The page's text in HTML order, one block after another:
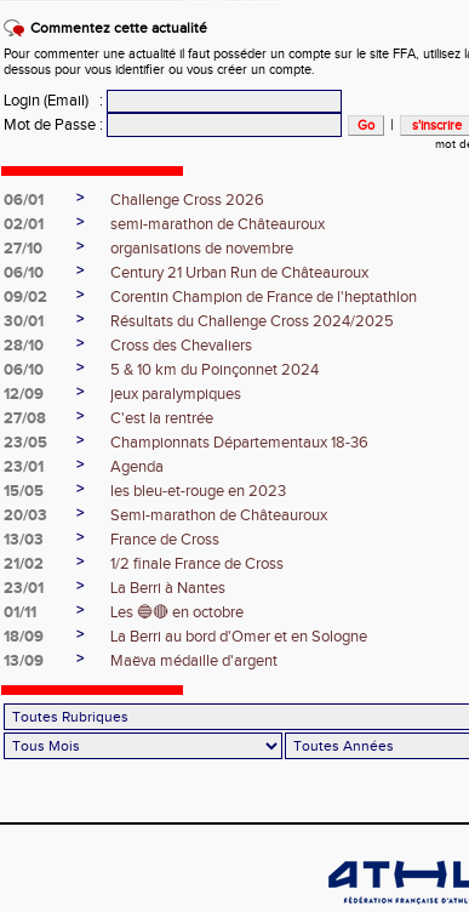
Commentez cette actualité
Pour commenter une actualité il faut posséder un compte sur le site FFA, utilisez
dessous pour vous identifier ou vous créer un compte.
Login (Email)
:
Mot de Passe : |
mot
06/01 >
Challenge Cross 2026
02/01
>
semi-marathon de Châteauroux
27/10
>
organisations de novembre
06/10
>
Century 21 Urban Run de Châteauroux
09/02
>
Corentin Champion de France de l'heptathlon
30/01
>
Résultats du Challenge Cross 2024/2025
28/10
>
Cross des Chevaliers
06/10
>
5 & 10 km du Poinçonnet 2024
12/09
>
jeux paralympiques
27/08
>
C'est la rentrée
23/05
>
Championnats Départementaux 18-36
23/01
>
Agenda
15/05
>
les bleu-et-rouge en 2023
20/03
>
Semi-marathon de Châteauroux
13/03
>
France de Cross
21/02
>
1/2 finale France de Cross
23/01
>
La Berri à Nantes
01/11
>
Les 🔵🔴 en octobre
18/09
>
La Berri au bord d'Omer et en Sologne
13/09
> Maëva médaille d'argent